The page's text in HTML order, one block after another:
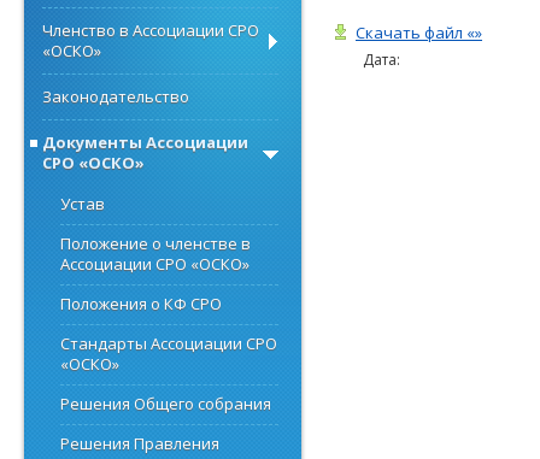
Скачать файл «»
Дата:
Членство в Ассоциации СРО
«ОСКО»
Законодательство
Документы Ассоциации
СРО «ОСКО»
Устав
Положение о членстве в
Ассоциации СРО «ОСКО»
Положения о КФ СРО
Стандарты Ассоциации СРО
«ОСКО»
Решения Общего собрания
Решения Правления